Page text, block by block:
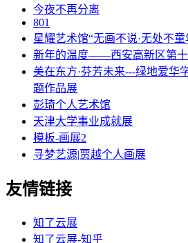
今夜不再分离
801
星耀艺术馆“无画不说·无处不
新年的温度——西安高新区第
美在东方·芬芳未来---绿地爱华
题作品展
彭琦个人艺术馆
天津大学事业成就展
模板-画展2
寻梦艺源|贾越个人画展
友情链接
知了云展
知了云展-知乎